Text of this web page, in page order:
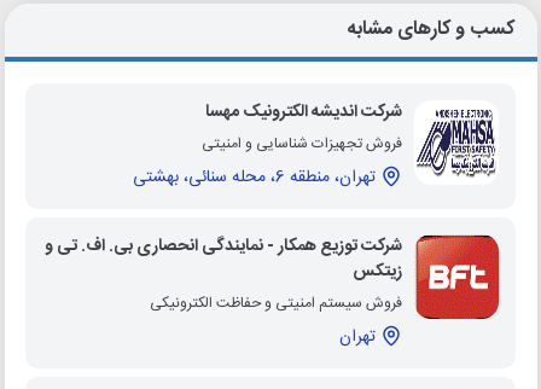
کسب و کارهای مشابه
شرکت اندیشه الکترونیک مهسا
فروش تجهیزات شناسایی و امنیتی
تهران، منطقه 6، محله سنائی، بهشتی
شرکت توزیع همکار - نمایندگی انحصاری بی. اف. تی و
زیتکس
فروش سیستم امنیتی و حفاظت الکترونیکی
تهران